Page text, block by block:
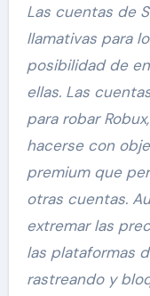
Las cuentas de
llamativas para
posibilidad de
ellas. Las
para robar
hacerse con
premium que
otras cuentas.
extremar las
las plataformas
rastreando y